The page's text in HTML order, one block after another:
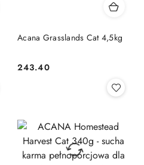
Acana Grasslands Cat 4,5kg
Cena:
243.40